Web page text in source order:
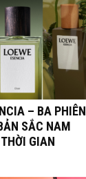
– BA PHIÊN
SẮC NAM
GIAN